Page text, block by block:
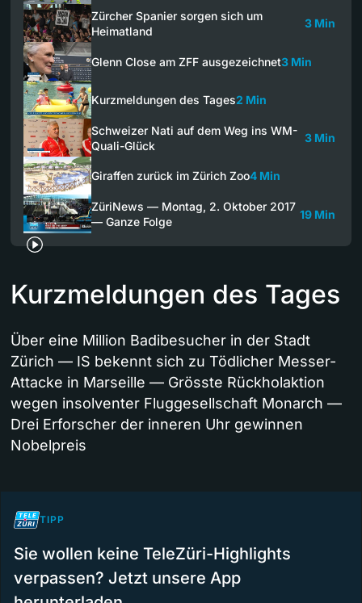
Zürcher Spanier sorgen sich um
Heimatland
3 Min
Glenn Close am ZFF ausgezeichnet3 Min
Kurzmeldungen des Tages2 Min
Schweizer Nati auf dem Weg ins WM-
Quali-Glück
3 Min
Giraffen zurück im Zürich Zoo4 Min
ZüriNews — Montag, 2. Oktober 2017
— Ganze Folge
19 Min
Kurzmeldungen des Tages
Über eine Million Badibesucher in der Stadt
Zürich — IS bekennt sich zu Tödlicher Messer-
Attacke in Marseille — Grösste Rückholaktion
wegen insolventer Fluggesellschaft Monarch —
Drei Erforscher der inneren Uhr gewinnen
Nobelpreis
TIPP
Sie wollen keine TeleZüri-Highlights
verpassen? Jetzt unsere App